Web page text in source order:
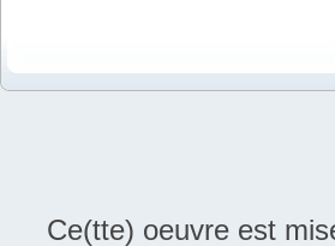
Ce(tte) oeuvre est